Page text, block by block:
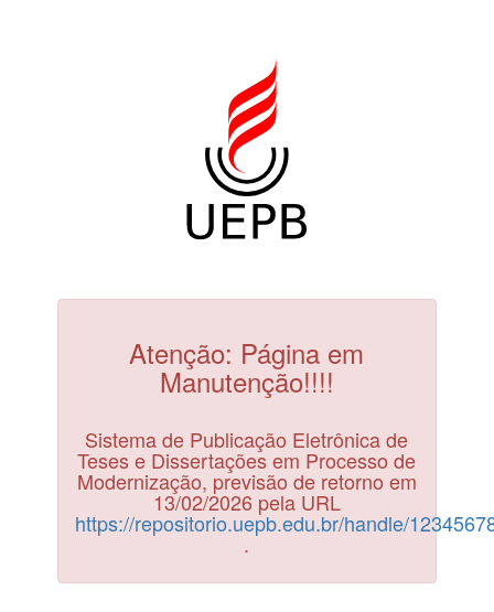
Atenção: Página em
Manutenção!!!!
Sistema de Publicação Eletrônica de
Teses e Dissertações em Processo de
Modernização, previsão de retorno em
13/02/2026 pela URL
https://repositorio.uepb.edu.br/handle/
.